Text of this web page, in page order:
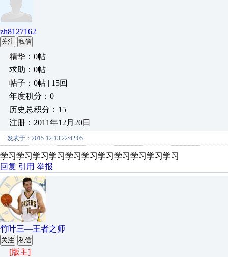
zh8127162
关注 私信
精华：0帖
求助：0帖
帖子：0帖 | 15回
年度积分：0
历史总积分：15
注册：2011年12月20日
发表于：2015-12-13 22:42:05
学习学习学习学习学习学习学习学习学习学习学习
回复 引用 举报
竹叶三—王者之师
关注 私信
[版主]